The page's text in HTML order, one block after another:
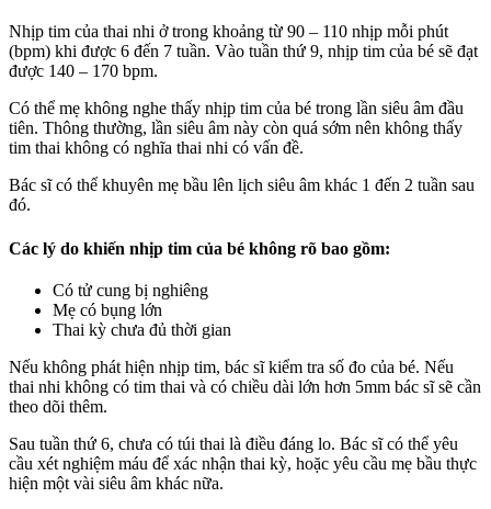
Nhịp tim của thai nhi ở trong khoảng từ 90 – 110 nhịp mỗi phút
(bpm) khi được 6 đến 7 tuần. Vào tuần thứ 9, nhịp tim của bé sẽ đạt
được 140 – 170 bpm.
Có thể mẹ không nghe thấy nhịp tim của bé trong lần siêu âm đầu
tiên. Thông thường, lần siêu âm này còn quá sớm nên không thấy
tim thai không có nghĩa thai nhi có vấn đề.
Bác sĩ có thể khuyên mẹ bầu lên lịch siêu âm khác 1 đến 2 tuần sau
đó.
Các lý do khiến nhịp tim của bé không rõ bao gồm:
Có tử cung bị nghiêng
Mẹ có bụng lớn
Thai kỳ chưa đủ thời gian
Nếu không phát hiện nhịp tim, bác sĩ kiểm tra số đo của bé. Nếu
thai nhi không có tim thai và có chiều dài lớn hơn 5mm bác sĩ sẽ cần
theo dõi thêm.
Sau tuần thứ 6, chưa có túi thai là điều đáng lo. Bác sĩ có thể yêu
cầu xét nghiệm máu để xác nhận thai kỳ, hoặc yêu cầu mẹ bầu thực
hiện một vài siêu âm khác nữa.